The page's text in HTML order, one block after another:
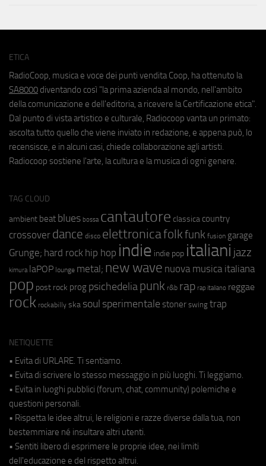
ETICA
RadioCoop, musica e voce dei punti vendita Coop, ha ottenuto la
SA8000 diventando così "la prima azienda al mondo, nell'ambito
della comunicazione e dell'editoria, a ricevere la Certificazione etica".
Dal punto di vista artistico e culturale, Radiocoop vanta un primato:
ascolta tutto quello che viene inviato in redazione, e appena può, lo
recensisce, e in alcuni casi, chiede collaborazione agli artisti.
Radiocoop sostiene l'arte, la cultura e la musica di ogni genere.
TAG CLOUD
ambient beat blues bossa cantautore classica country
crossover dance disco elettronicafolkfunk fusion garage
Grunge; hard rock hip hop indie indie pop italiani jazz
kimura laPOP lounge metal; new wave nuova musica italiana
pop post rock prog psichedeliapunk r&b rap rap italiano reggae
rock rockabilly ska soul sperimentale stoner swing trap
NETIQUETTE
• Evita di URLARE. Ti sentiamo.
• Evita di scrivere lo stesso messaggio in più luoghi. Ti leggiamo.
• Evita in luoghi pubblici (forum, chat, community) polemiche e
questioni personali.
• Rispetta le idee altrui, le religioni e razze diverse dalla tua, non
bestemmiare né insultare altri utenti.
• Sentiti libero di esprimere le proprie idee, nei limiti
dell'educazione e del rispetto altrui.